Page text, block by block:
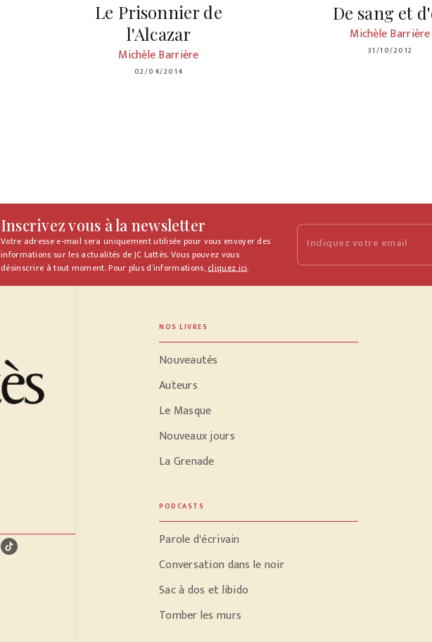
Le Prisonnier de
l'Alcazar
Michèle Barrière
02/04/2014
De sang et
Michèle Barrière
31/10/2012
Inscrivez vous à la newsletter
Votre adresse e-mail sera uniquement utilisée pour vous envoyer des
informations sur les actualités de JC Lattès. Vous pouvez vous
désinscrire à tout moment. Pour plus d’informations,cliquez ici.
Indiquez votre email
NOS LIVRES
Nouveautés
Auteurs
Le Masque
Nouveaux jours
La Grenade
PODCASTS
Parole d'écrivain
Conversation dans le noir
Sac à dos et libido
Tomber les murs